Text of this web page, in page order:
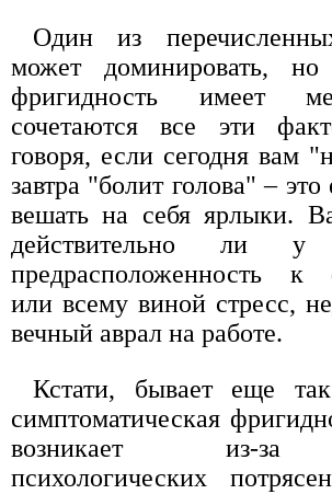
Один из
может доминировать,
фригидность имеет
сочетаются все эти
говоря, если сегодня вам
завтра "болит голова" –
вешать на себя ярлыки.
действительно ли
предрасположенность к
или всему виной стресс,
вечный аврал на работе.
Кстати, бывает еще
симптоматическая
возникает из-за
психологических